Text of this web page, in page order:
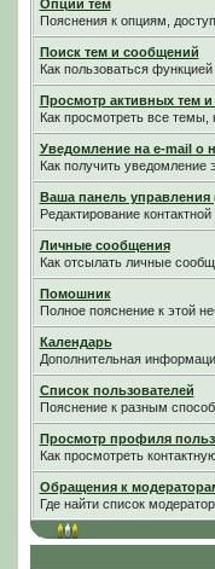
Опции тем
Пояснения к опциям,
Поиск тем и сообщений
Как пользоваться функцией
Просмотр активных тем
Как просмотреть все
Уведомление на е-mail о
Как получить уведомление
Ваша панель управления
Редактирование
Личные сообщения
Как отсылать личные
Помошник
Полное пояснение к этой
Календарь
Дополнительная
Список пользователей
Пояснение к разным
Просмотр профиля
Как просмотреть
Обращения к
Где найти список